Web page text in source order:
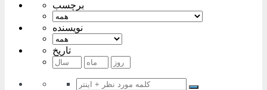
برچسب
نویسنده
تاریخ